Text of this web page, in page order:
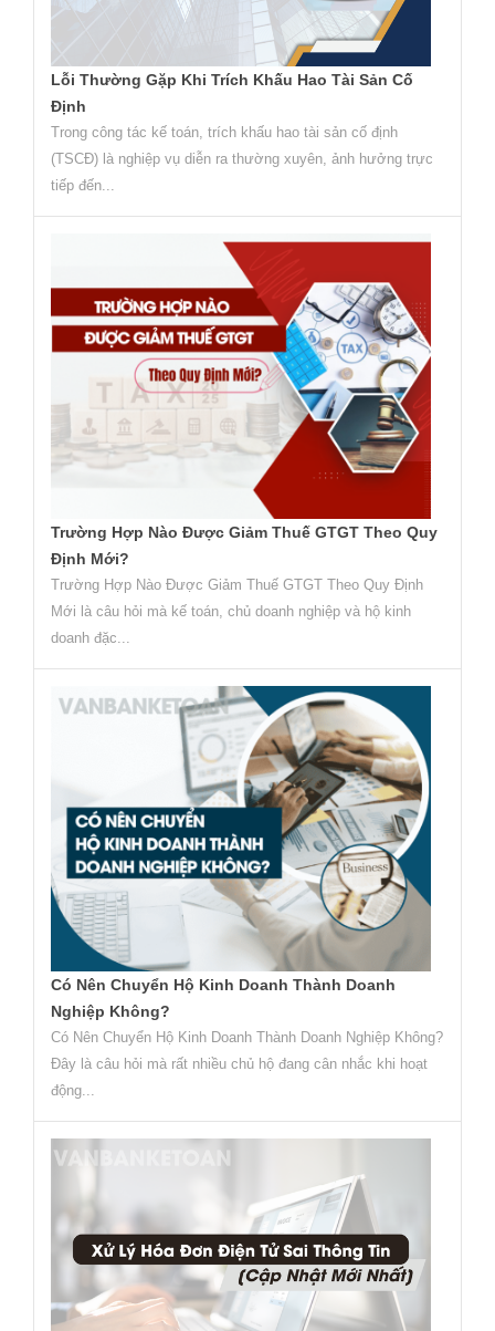
Lỗi Thường Gặp Khi Trích Khấu Hao Tài Sản Cố
Định
Trong công tác kế toán, trích khấu hao tài sản cố định
(TSCĐ) là nghiệp vụ diễn ra thường xuyên, ảnh hưởng trực
tiếp đến...
Trường Hợp Nào Được Giảm Thuế GTGT Theo Quy
Định Mới?
Trường Hợp Nào Được Giảm Thuế GTGT Theo Quy Định
Mới là câu hỏi mà kế toán, chủ doanh nghiệp và hộ kinh
doanh đặc...
Có Nên Chuyển Hộ Kinh Doanh Thành Doanh
Nghiệp Không?
Có Nên Chuyển Hộ Kinh Doanh Thành Doanh Nghiệp Không?
Đây là câu hỏi mà rất nhiều chủ hộ đang cân nhắc khi hoạt
động...